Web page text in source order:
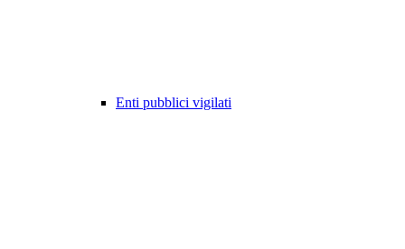
Enti pubblici vigilati